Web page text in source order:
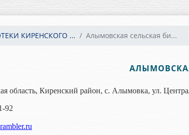
КИРЕНСКОГО ... Алымовская сельская би...
область, Киренский район, с. Алымовка, ул.
92